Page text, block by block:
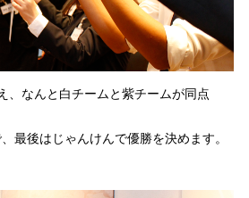
、なんと白チームと紫チームが同点
最後はじゃんけんで優勝を決めます。